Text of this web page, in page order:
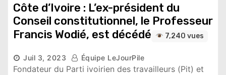
Côte d’Ivoire : L’ex-président du
Conseil constitutionnel, le Professeur
Francis Wodié, est décédé
7,240 vues
Juil 3, 2023 Équipe LeJourPile
Fondateur du Parti ivoirien des travailleurs (Pit) et